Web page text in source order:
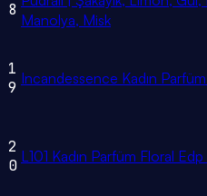
8
Manolya, Misk
1
9 Incandessence Kadın
2
0 L101 Kadın Parfüm Floral